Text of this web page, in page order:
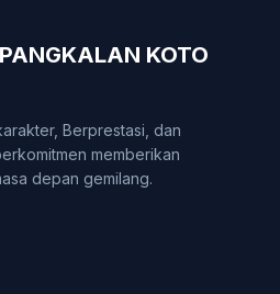
KOTO
Berprestasi, dan
memberikan
depan gemilang.